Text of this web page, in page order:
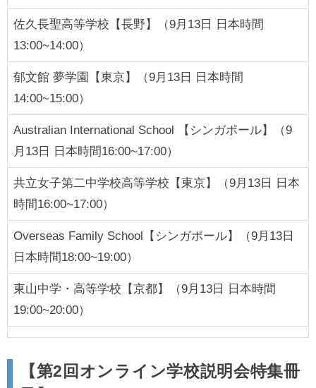
佐久長聖高等学校【長野】（9月13日 日本時間
13:00~14:00）
郁文館 夢学園【東京】（9月13日 日本時間
14:00~15:00）
Australian International School 【シンガポール】（9
月13日 日本時間16:00~17:00）
共立女子第二中学校高等学校【東京】（9月13日 日本
時間16:00~17:00）
Overseas Family School【シンガポール】（9月13日
日本時間18:00~19:00）
東山中学・高等学校【京都】（9月13日 日本時間
19:00~20:00）
【第2回オンライン学校説明会特集冊